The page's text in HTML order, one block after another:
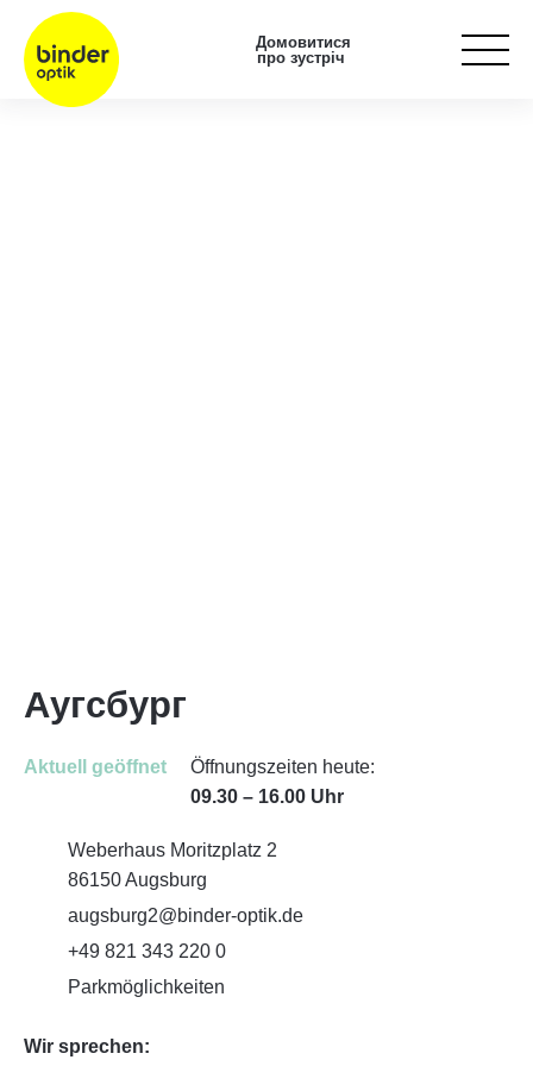
Домовитися
про зустріч
Аугсбург
Aktuell geöffnet
Öffnungszeiten heute:
09.30 – 16.00 Uhr
Weberhaus Moritzplatz 2
86150Augsburg
augsburg2@binder-optik.de
+49 821 343 220 0
Parkmöglichkeiten
Wir sprechen: